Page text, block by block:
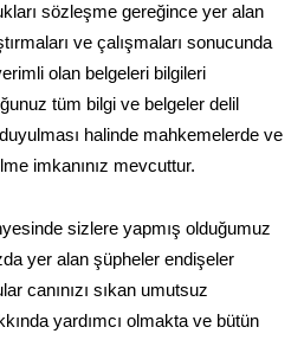
sözleşme gereğince yer alan
ve çalışmaları sonucunda
olan belgeleri bilgileri
tüm bilgi ve belgeler delil
halinde mahkemelerde ve
imkanınız mevcuttur.
sizlere yapmış olduğumuz
yer alan şüpheler endişeler
canınızı sıkan umutsuz
yardımcı olmakta ve bütün